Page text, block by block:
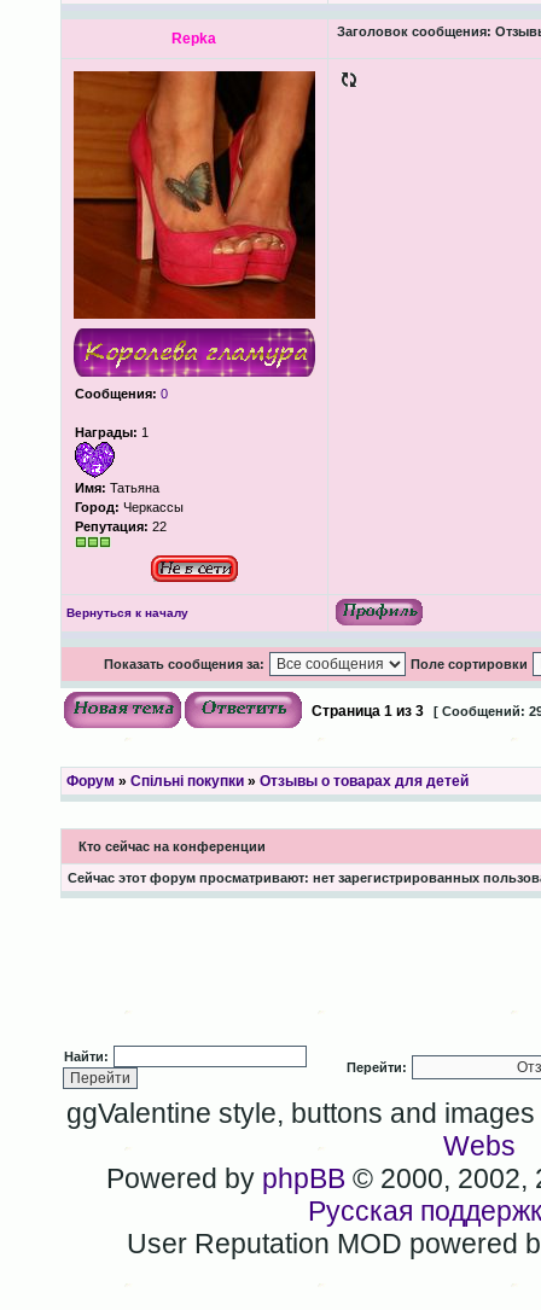
Repka Заголовок сообщения:
Сообщения: 0
Награды: 1
Имя: Татьяна
Город: Черкассы
Репутация: 22
Вернуться к началу
Показать сообщения за: Поле сортировки
Страница 1из 3 [ Сообщений:
Форум » Спільні покупки» Отзывы о товарах для детей
Кто сейчас на конференции
Сейчас этот форум просматривают: нет зарегистрированных
Найти:
Перейти:
ggValentine style, buttons and
Webs
Powered by phpBB © 2000, 2002,
Русская
User Reputation MOD powered